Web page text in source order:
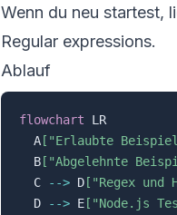
Wenn du neu startest,
Regular expressions.
Ablauf
flowchart LR
  A
["Erlaubte
  B
["Abgelehnte
  C
--> D ["Regex und
  D
--> E ["Node.js